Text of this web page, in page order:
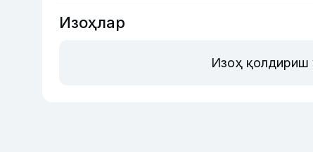
Изоҳлар
Изоҳ қолдириш